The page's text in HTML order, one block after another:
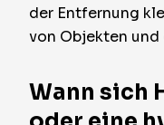
der Entfernung
von Objekten
Wann sich